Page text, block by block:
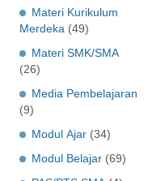
Materi Kurikulum
Merdeka (49)
Materi SMK/SMA
(26)
Media Pembelajaran
(9)
Modul Ajar (34)
Modul Belajar (69)